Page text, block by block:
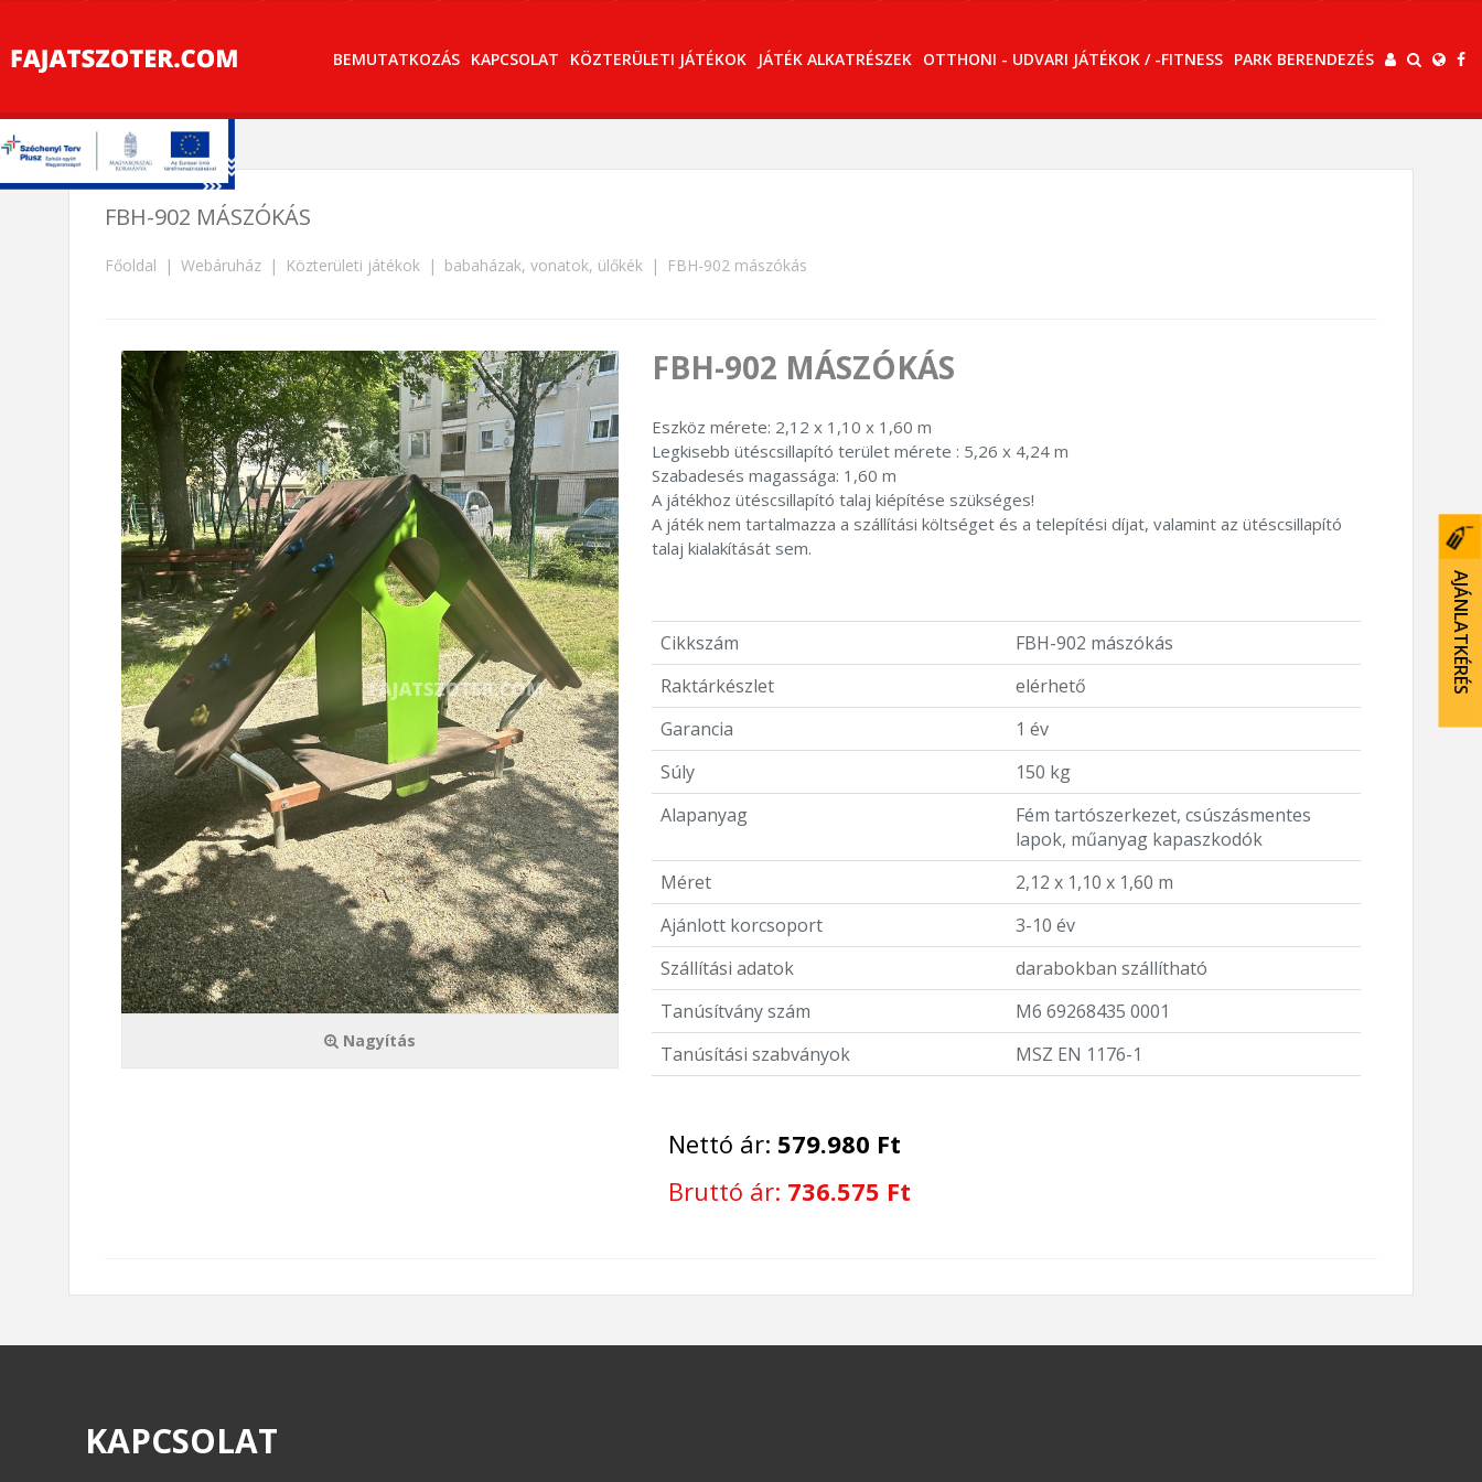
BEMUTATKOZÁS KAPCSOLAT KÖZTERÜLETI JÁTÉKOK JÁTÉK ALKATRÉSZEK OTTHONI - UDVARI JÁTÉKOK / -FITNESS PARK BERENDEZÉS
AJÁNLATKÉRÉS
FBH-902 MÁSZÓKÁS
Főoldal Webáruház Közterületi játékok babaházak, vonatok, ülőkék FBH-902 mászókás
Nagyítás
FBH-902 MÁSZÓKÁS
Eszköz mérete: 2,12 x 1,10 x 1,60 m
Legkisebb ütéscsillapító terület mérete : 5,26 x 4,24 m
Szabadesés magassága: 1,60 m
A játékhoz ütéscsillapító talaj kiépítése szükséges!
A játék nem tartalmazza a szállítási költséget és a telepítési díjat, valamint az ütéscsillapító
talaj kialakítását sem.
Cikkszám
FBH-902 mászókás
Raktárkészlet
elérhető
Garancia
1 év
Súly
150 kg
Alapanyag
Fém tartószerkezet, csúszásmentes
lapok, műanyag kapaszkodók
Méret
2,12 x 1,10 x 1,60 m
Ajánlott korcsoport
3-10 év
Szállítási adatok
darabokban szállítható
Tanúsítvány szám
M6 69268435 0001
Tanúsítási szabványok
MSZ EN 1176-1
Nettó ár: 579.980 Ft
Bruttó ár: 736.575 Ft
KAPCSOLAT